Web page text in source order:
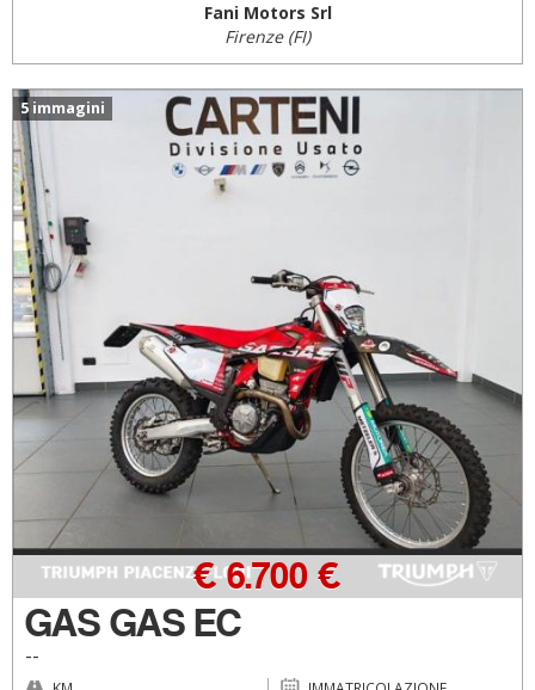
Fani Motors Srl
Firenze (FI)
5 immagini
GAS GAS EC
--
€ 6.700 €